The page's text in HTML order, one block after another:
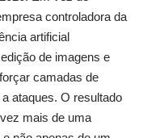
controladora da
artificial
de imagens e
camadas de
ataques. O resultado
mais de uma